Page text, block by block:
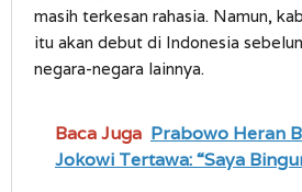
masih terkesan rahasia. Namun,
itu akan debut di Indonesia
negara-negara lainnya.
Baca Juga Prabowo Heran
Jokowi Tertawa: “Saya